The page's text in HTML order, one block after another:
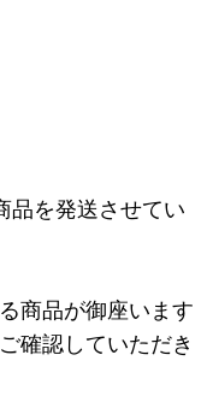
品を発送させてい
商品が御座います
確認していただき